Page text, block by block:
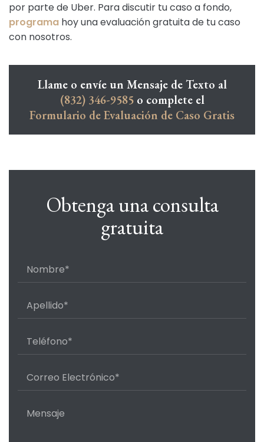
por parte de Uber. Para discutir tu caso a fondo,
programa hoy una evaluación gratuita de tu caso
con nosotros.
Llame o envíe un Mensaje de Texto al
(832) 346-9585o complete el
Formulario de Evaluación de Caso Gratis
Obtenga una consulta
gratuita